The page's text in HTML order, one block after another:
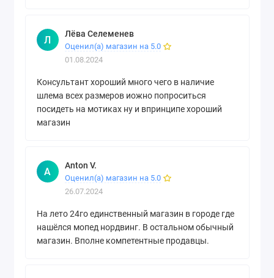
Л Лёва Селеменев
Оценил(а) магазин на 5.0
01.08.2024
Консультант хороший много чего в наличие
шлема всех размеров иожно попроситься
посидеть на мотиках ну и впринципе хороший
магазин
A Anton V.
Оценил(а) магазин на 5.0
26.07.2024
На лето 24го единственный магазин в городе где
нашёлся мопед нордвинг. В остальном обычный
магазин. Вполне компетентные продавцы.